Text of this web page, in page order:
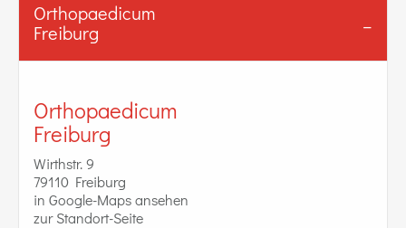
Orthopaedicum
Freiburg
Orthopaedicum
Freiburg
Wirthstr. 9
79110 Freiburg
in Google-Maps ansehen
zur Standort-Seite